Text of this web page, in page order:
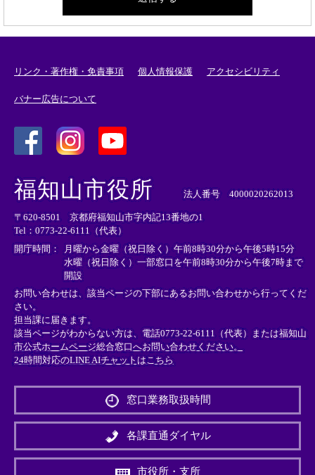
リンク・著作権・免責事項 個人情報保護 アクセシビリティ
バナー広告について
外
部
リ
ン
ク
＞
外
リ
ン
ク
＞
外
部
ン
ク
＞
福知山市役所 法人番号 4000020262013
〒620-8501 京都府福知山市字内記13番地の1
Tel：0773-22-6111（代表）
開庁時間： 月曜から金曜（祝日除く）午前8時30分から午後5時15分
水曜（祝日除く）一部窓口を午前8時30分から午後7時まで
開設
お問い合わせは、該当ページの下部にあるお問い合わせから行ってくだ
さい。
担当課に届きます。
該当ページがわからない方は、電話0773-22-6111（代表）または福知山
市公式ホームページ総合窓口へお問い合わせください。
24時間対応のLINE AIチャットはこちら
外
リ
ン
＞
窓口業務取扱時間
各課直通ダイヤル
市役所・支所